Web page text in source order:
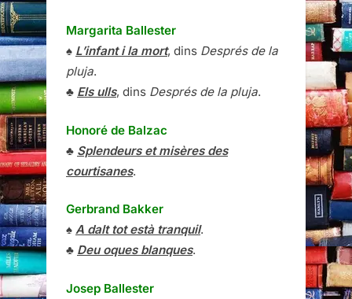
Margarita Ballester
♠ L’infant i la mort, dins Després de la
pluja.
♣ Els ulls, dins Després de la pluja.
Honoré de Balzac
♣ Splendeurs et misères des
courtisanes.
Gerbrand Bakker
♠ A dalt tot està tranquil.
♣ Deu oques blanques.
Josep Ballester